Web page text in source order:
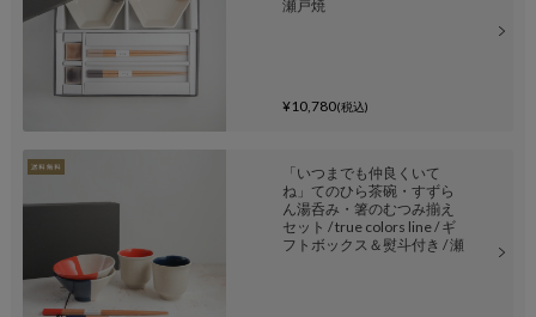
瀬戸焼
¥10,780(税込)
「いつまでも仲良くいて
ね」てのひら茶碗・すずら
ん湯呑み・箸のむつみ揃え
セット / true colors line / ギ
フトボックス＆熨斗付き / 瀬